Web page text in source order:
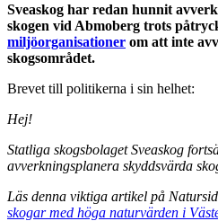
Sveaskog har redan hunnit
skogen vid Abmoberg trots
miljöorganisationer om att inte
skogsområdet.
Brevet till politikerna i sin helhet:
Hej!
Statliga skogsbolaget Sveaskog
avverkningsplanera skyddsvärda
Läs denna viktiga artikel på
skogar med höga naturvärden i